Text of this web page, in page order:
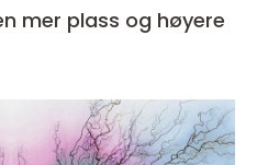
mer plass og høyere